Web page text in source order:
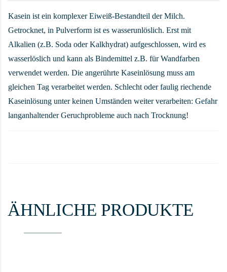
Kasein ist ein komplexer Eiweiß-Bestandteil der Milch.
Getrocknet, in Pulverform ist es wasserunlöslich. Erst mit
Alkalien (z.B. Soda oder Kalkhydrat) aufgeschlossen, wird es
wasserlöslich und kann als Bindemittel z.B. für Wandfarben
verwendet werden. Die angerührte Kaseinlösung muss am
gleichen Tag verarbeitet werden. Schlecht oder faulig riechende
Kaseinlösung unter keinen Umständen weiter verarbeiten: Gefahr
langanhaltender Geruchprobleme auch nach Trocknung!
ÄHNLICHE PRODUKTE